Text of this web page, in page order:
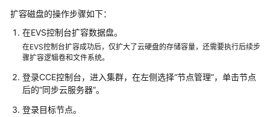
点
署
服
务
报
扩容磁盘的操作步骤如下：
在EVS控制台扩容数据盘。
在EVS控制台扩容成功后，仅扩大了云硬盘的存储容量，还需要执行后续步
骤扩容逻辑卷和文件系统。
登录CCE控制台，进入集群，在左侧选择“节点管理”，单击节点
后的“同步云服务器”。
登录目标节点。